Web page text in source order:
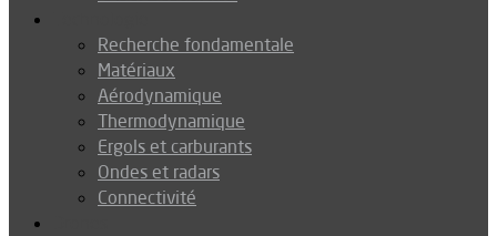
Recherche fondamentale
Matériaux
Aérodynamique
Thermodynamique
Ergols et carburants
Ondes et radars
Connectivité